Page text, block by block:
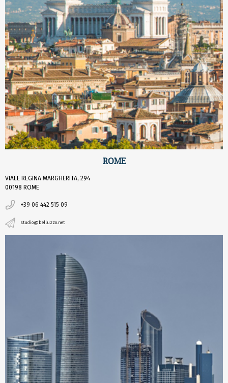
ROME
VIALE REGINA MARGHERITA, 294
00198 ROME
+39 06 442 515 09
studio@belluzzo.net